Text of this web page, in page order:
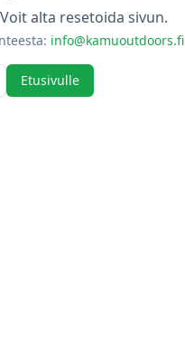
alta resetoida sivun.
info@kamuoutdoors.fi
Etusivulle